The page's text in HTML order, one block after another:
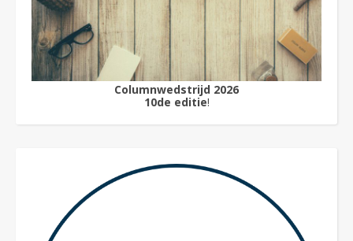
Columnwedstrijd 2026
10de editie!